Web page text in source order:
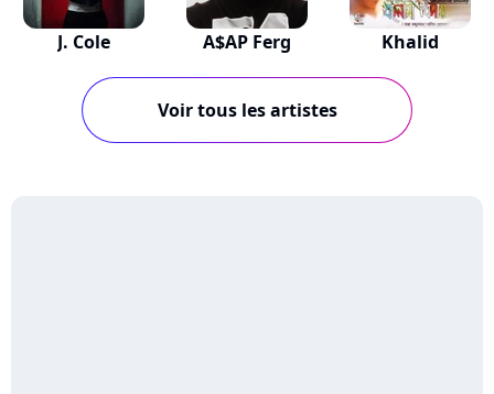
J. Cole A$AP Ferg Khalid
Voir tous les artistes